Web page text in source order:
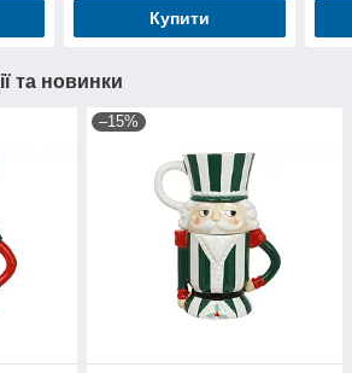
Купити
та новинки
–15%